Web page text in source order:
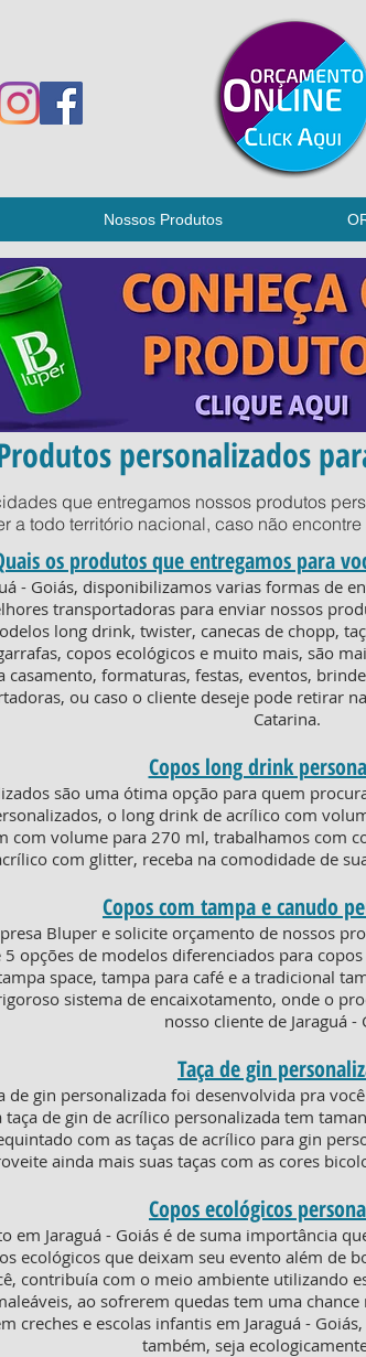
Nossos Produtos
personalizados
que entregamos nossos produtos
a todo território nacional, caso não
os produtos que entregamos para
- Goiás, disponibilizamos varias formas de
transportadoras para enviar nossos
long drink, twister, canecas de chopp,
copos ecológicos e muito mais, são
casamento, formaturas, festas, eventos,
ou caso o cliente deseje pode retirar
Catarina.
Copos long drink
são uma ótima opção para quem
o long drink de acrílico com
com volume para 270 ml, trabalhamos com
com glitter, receba na comodidade de
Copos com tampa e canudo
Bluper e solicite orçamento de nossos
opções de modelos diferenciados para
space, tampa para café e a tradicional
sistema de encaixotamento, onde o
nosso cliente de Jaraguá -
Taça de gin
de gin personalizada foi desenvolvida pra
de gin de acrílico personalizada tem
com as taças de acrílico para gin
ainda mais suas taças com as cores
Copos ecológicos
em Jaraguá - Goiás é de suma importância
ecológicos que deixam seu evento além de
contribuía com o meio ambiente utilizando
ao sofrerem quedas tem uma
creches e escolas infantis em Jaraguá -
também, seja